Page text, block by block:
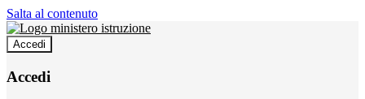
Salta al contenuto
Accedi
Accedi